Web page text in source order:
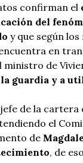
confirman el
del
y que según
en
ministro de
guardia y a
de la cartera
el
de
, de